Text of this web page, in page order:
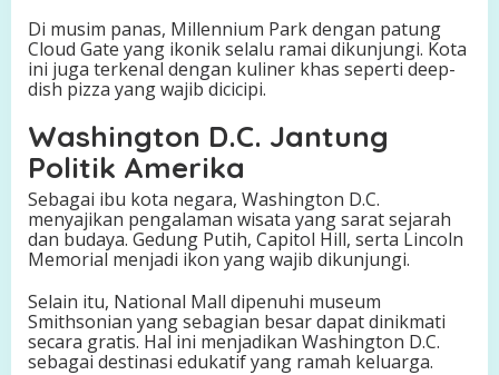
Di musim panas, Millennium Park dengan patung
Cloud Gate yang ikonik selalu ramai dikunjungi. Kota
ini juga terkenal dengan kuliner khas seperti deep-
dish pizza yang wajib dicicipi.
Washington D.C. Jantung
Politik Amerika
Sebagai ibu kota negara, Washington D.C.
menyajikan pengalaman wisata yang sarat sejarah
dan budaya. Gedung Putih, Capitol Hill, serta Lincoln
Memorial menjadi ikon yang wajib dikunjungi.
Selain itu, National Mall dipenuhi museum
Smithsonian yang sebagian besar dapat dinikmati
secara gratis. Hal ini menjadikan Washington D.C.
sebagai destinasi edukatif yang ramah keluarga.